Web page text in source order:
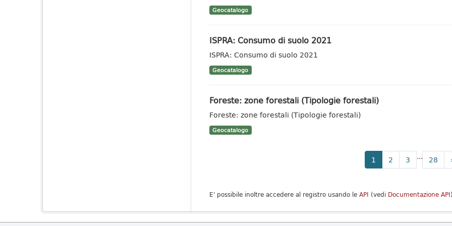
Geocatalogo
ISPRA: Consumo di suolo 2021
ISPRA: Consumo di suolo 2021
Geocatalogo
Foreste: zone forestali (Tipologie forestali)
Foreste: zone forestali (Tipologie forestali)
Geocatalogo
1 2 3 ... 28
E' possibile inoltre accedere al registro usando le API (vedi Documentazione API